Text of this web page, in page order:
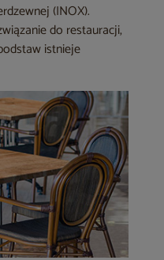
(INOX).
do restauracji,
istnieje